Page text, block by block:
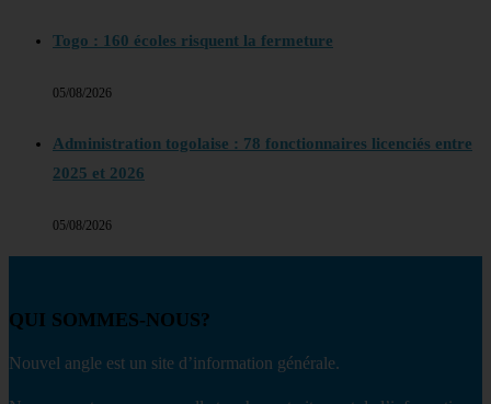
Togo : 160 écoles risquent la fermeture
05/08/2026
Administration togolaise : 78 fonctionnaires licenciés entre
2025 et 2026
05/08/2026
QUI SOMMES-NOUS?
Nouvel angle est un site d’information générale.